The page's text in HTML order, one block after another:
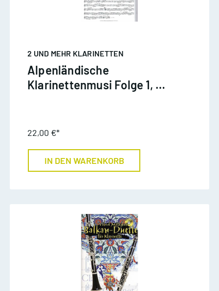
2 UND MEHR KLARINETTEN
Alpenländische
Klarinettenmusi Folge 1, 2-
22,00 €*
IN DEN WARENKORB